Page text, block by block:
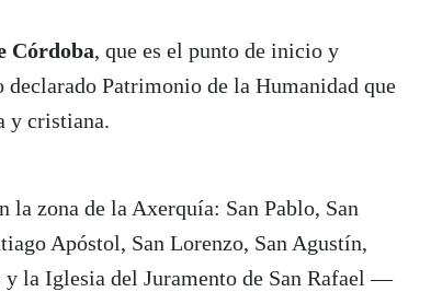
Córdoba, que es el punto de inicio y
Patrimonio de la Humanidad que
y cristiana.
la zona de la Axerquía: San Pablo, San
Apóstol, San Lorenzo, San Agustín,
y la Iglesia del Juramento de San Rafael —